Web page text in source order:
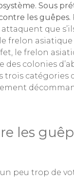
Sous
les guêpes.
que
frelon
le frelon
colonies
catégories
les
peu trop de